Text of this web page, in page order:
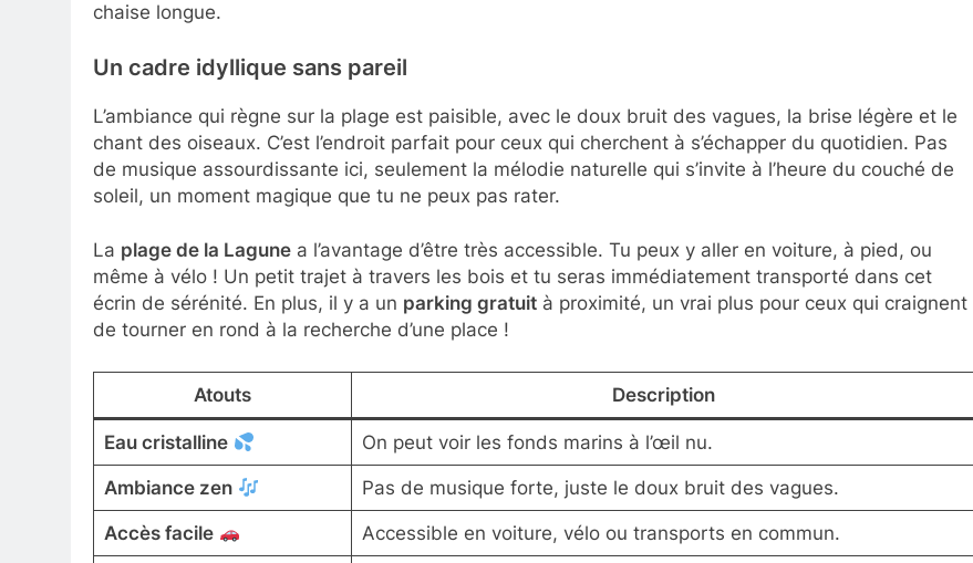
chaise longue.
Un cadre idyllique sans pareil
L’ambiance qui règne sur la plage est paisible, avec le doux bruit des vagues, la brise légère et le
chant des oiseaux. C’est l’endroit parfait pour ceux qui cherchent à s’échapper du quotidien. Pas
de musique assourdissante ici, seulement la mélodie naturelle qui s’invite à l’heure du couché de
soleil, un moment magique que tu ne peux pas rater.
La plage de la Lagune a l’avantage d’être très accessible. Tu peux y aller en voiture, à pied, ou
même à vélo ! Un petit trajet à travers les bois et tu seras immédiatement transporté dans cet
écrin de sérénité. En plus, il y a un parking gratuit à proximité, un vrai plus pour ceux qui craignent
de tourner en rond à la recherche d’une place !
Atouts Description
Eau cristalline On peut voir les fonds marins à l’œil nu.
Ambiance zen Pas de musique forte, juste le doux bruit des vagues.
Accès facile Accessible en voiture, vélo ou transports en commun.